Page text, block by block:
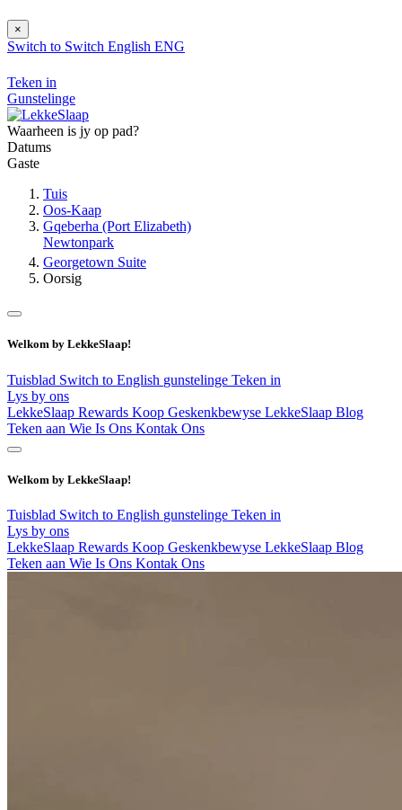
×
Switch to Switch English ENG
Teken in
Gunstelinge
Waarheen is jy op pad?
Datums
Gaste
Tuis
Oos-Kaap
Gqeberha (Port Elizabeth)
Newtonpark
Georgetown Suite
Oorsig
Welkom by LekkeSlaap!
Tuisblad Switch to English gunstelinge Teken in
Lys by ons
LekkeSlaap Rewards Koop Geskenkbewyse LekkeSlaap Blog
Teken aan Wie Is Ons Kontak Ons
Welkom by LekkeSlaap!
Tuisblad Switch to English gunstelinge Teken in
Lys by ons
LekkeSlaap Rewards Koop Geskenkbewyse LekkeSlaap Blog
Teken aan Wie Is Ons Kontak Ons